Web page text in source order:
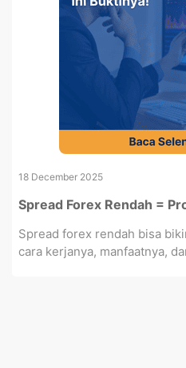
18 December 2025
Spread Forex Rendah =
Spread forex rendah bisa
cara kerjanya, manfaatnya,